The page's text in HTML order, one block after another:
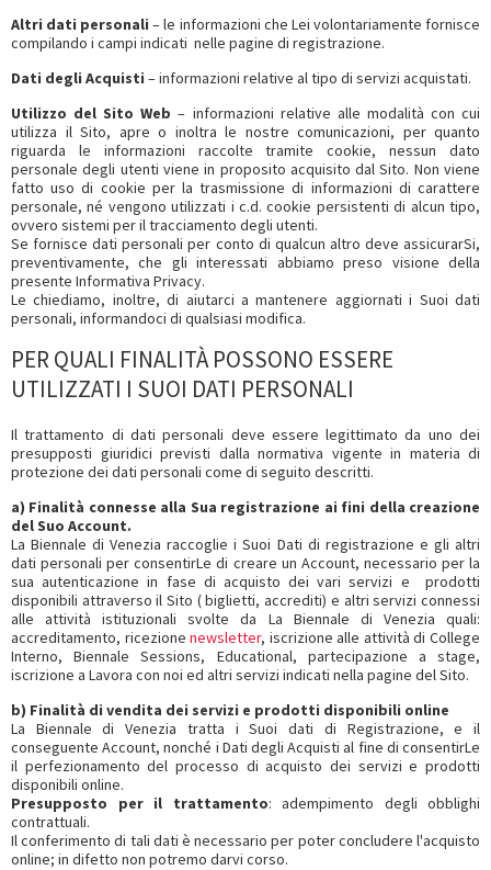
Altri dati personali – le informazioni che Lei volontariamente fornisce
compilando i campi indicati nelle pagine di registrazione.
Dati degli Acquisti – informazioni relative al tipo di servizi acquistati.
Utilizzo del Sito Web – informazioni relative alle modalità con cui
utilizza il Sito, apre o inoltra le nostre comunicazioni, per quanto
riguarda le informazioni raccolte tramite cookie, nessun dato
personale degli utenti viene in proposito acquisito dal Sito. Non viene
fatto uso di cookie per la trasmissione di informazioni di carattere
personale, né vengono utilizzati i c.d. cookie persistenti di alcun tipo,
ovvero sistemi per il tracciamento degli utenti.
Se fornisce dati personali per conto di qualcun altro deve assicurarSi,
preventivamente, che gli interessati abbiamo preso visione della
presente Informativa Privacy.
Le chiediamo, inoltre, di aiutarci a mantenere aggiornati i Suoi dati
personali, informandoci di qualsiasi modifica.
PER QUALI FINALITÀ POSSONO ESSERE
UTILIZZATI I SUOI DATI PERSONALI
Il trattamento di dati personali deve essere legittimato da uno dei
presupposti giuridici previsti dalla normativa vigente in materia di
protezione dei dati personali come di seguito descritti.
a) Finalità connesse alla Sua registrazione ai fini della creazione
del Suo Account.
La Biennale di Venezia raccoglie i Suoi Dati di registrazione e gli altri
dati personali per consentirLe di creare un Account, necessario per la
sua autenticazione in fase di acquisto dei vari servizi e prodotti
disponibili attraverso il Sito ( biglietti, accrediti) e altri servizi connessi
alle attività istituzionali svolte da La Biennale di Venezia quali:
accreditamento, ricezionenewsletter, iscrizione alle attività di College
Interno, Biennale Sessions, Educational, partecipazione a stage,
iscrizione a Lavora con noi ed altri servizi indicati nella pagine del Sito.
b) Finalità di vendita dei servizi e prodotti disponibili online
La Biennale di Venezia tratta i Suoi dati di Registrazione, e il
conseguente Account, nonché i Dati degli Acquisti al fine di consentirLe
il perfezionamento del processo di acquisto dei servizi e prodotti
disponibili online.
Presupposto per il trattamento: adempimento degli obblighi
contrattuali.
Il conferimento di tali dati è necessario per poter concludere l'acquisto
online; in difetto non potremo darvi corso.